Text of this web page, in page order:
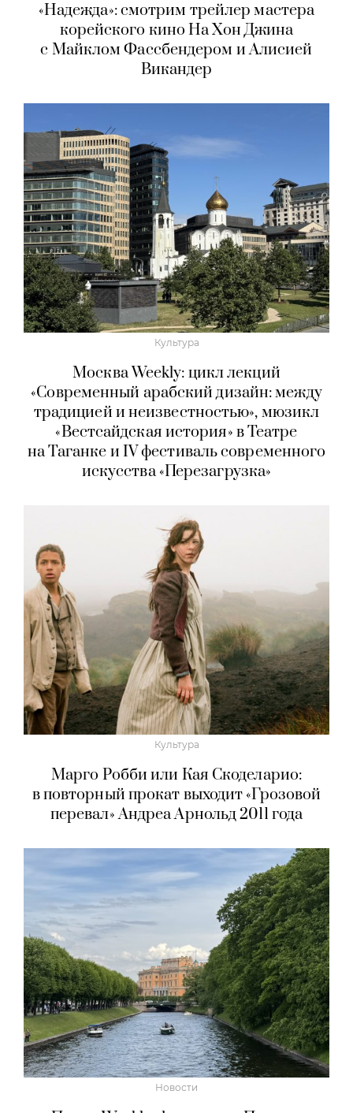
«Надежда»: смотрим трейлер мастера
корейского кино На Хон Джина
с Майклом Фассбендером и Алисией
Викандер
Культура
Москва Weekly: цикл лекций
«Современный арабский дизайн: между
традицией и неизвестностью», мюзикл
«Вестсайдская история» в Театре
на Таганке и IV фестиваль современного
искусства «Перезагрузка»
Культура
Марго Робби или Кая Скоделарио:
в повторный прокат выходит «Грозовой
перевал» Андреа Арнольд 2011 года
Новости